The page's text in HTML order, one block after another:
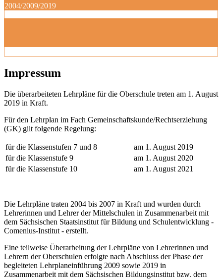
2004/2009/2019
Impressum
Die überarbeiteten Lehrpläne für die Oberschule treten am 1. August
2019 in Kraft.
Für den Lehrplan im Fach Gemeinschaftskunde/Rechtserziehung
(GK) gilt folgende Regelung:
für die Klassenstufen 7 und 8
am 1. August 2019
für die Klassenstufe 9
am 1. August 2020
für die Klassenstufe 10
am 1. August 2021
Die Lehrpläne traten 2004 bis 2007 in Kraft und wurden durch
Lehrerinnen und Lehrer der Mittelschulen in Zusammenarbeit mit
dem Sächsischen Staatsinstitut für Bildung und Schulentwicklung -
Comenius-Institut - erstellt.
Eine teilweise Überarbeitung der Lehrpläne von Lehrerinnen und
Lehrern der Oberschulen erfolgte nach Abschluss der Phase der
begleiteten Lehrplaneinführung 2009 sowie 2019 in
Zusammenarbeit mit dem Sächsischen Bildungsinstitut bzw. dem